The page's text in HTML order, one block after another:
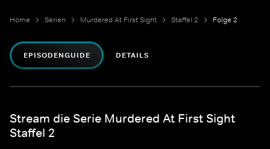
Home Serien Murdered At First Sight Staffel 2 Folge 2
EPISODENGUIDE DETAILS
Stream die Serie Murdered At First Sight
Staffel 2